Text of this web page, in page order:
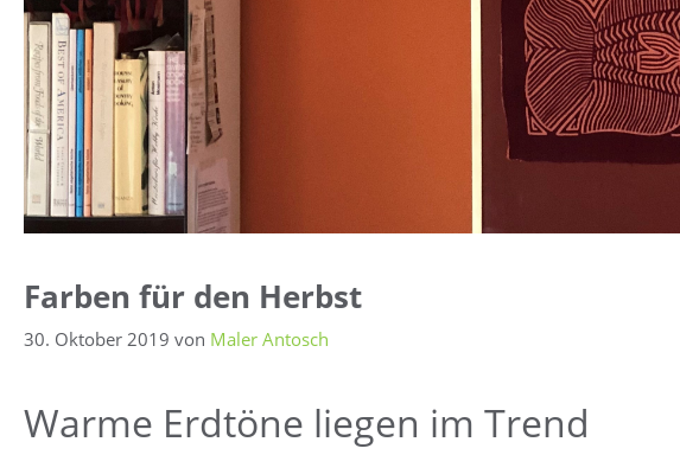
Farben für den Herbst
30. Oktober 2019 von Maler Antosch
Warme Erdtöne liegen im Trend